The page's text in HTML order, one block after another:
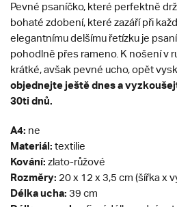
Pevné psaníčko, které perfektně
bohaté zdobení, které zazáří při
elegantnímu delšímu řetízku je
pohodlně přes rameno. K nošení v
krátké, avšak pevné ucho, opět
objednejte ještě dnes a
30ti dnů.
A4: ne
Materiál: textilie
Kování: zlato-růžové
Rozměry: 20 x 12 x 3,5 cm (šířka x
Délka ucha: 39 cm